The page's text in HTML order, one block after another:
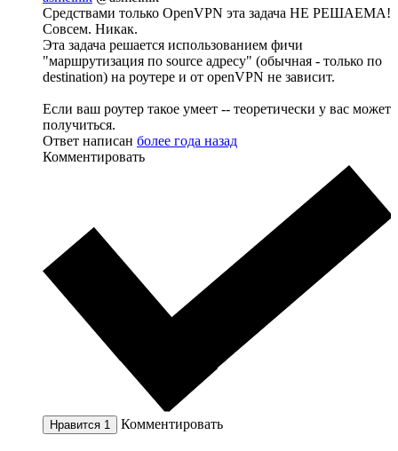
Средствами только OpenVPN эта задача НЕ РЕШАЕМА!
Совсем. Никак.
Эта задача решается использованием фичи
"маршрутизация по source адресу" (обычная - только по
destination) на роутере и от openVPN не зависит.
Если ваш роутер такое умеет -- теоретически у вас может
получиться.
Ответ написан более года назад
Комментировать
Нравится 1 Комментировать